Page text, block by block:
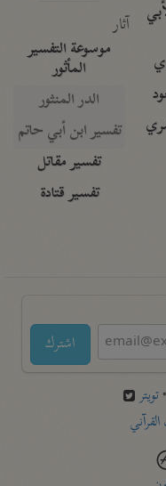
آثار
موسوعة التفسير
المأثور
الدر المنثور
تفسير ابن أبي حاتم
تفسير مقاتل
تفسير قتادة
اشترك
تويتر